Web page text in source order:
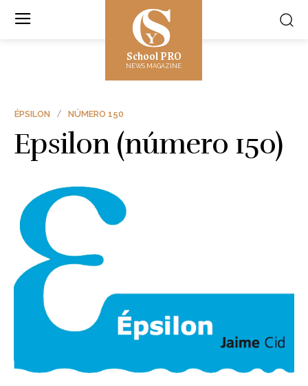
School PRO
NEWS MAGAZINE
ÉPSILON NÚMERO 150
Epsilon (número 150)